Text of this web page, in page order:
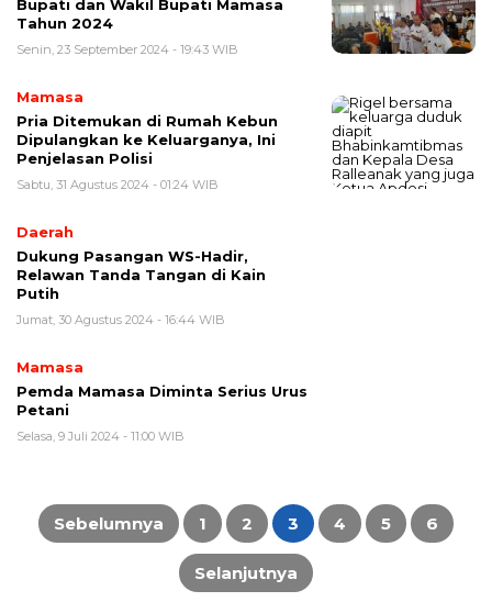
Bupati dan Wakil Bupati Mamasa
Tahun 2024
Senin, 23 September 2024 - 19:43 WIB
Mamasa
Pria Ditemukan di Rumah Kebun
Dipulangkan ke Keluarganya, Ini
Penjelasan Polisi
Sabtu, 31 Agustus 2024 - 01:24 WIB
Daerah
Dukung Pasangan WS-Hadir,
Relawan Tanda Tangan di Kain
Putih
Jumat, 30 Agustus 2024 - 16:44 WIB
Mamasa
Pemda Mamasa Diminta Serius Urus
Petani
Selasa, 9 Juli 2024 - 11:00 WIB
Paginasi
pos
Sebelumnya 1 2 3 4 5 6
Selanjutnya